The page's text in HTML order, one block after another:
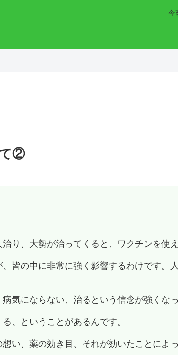
今
て②
治り、大勢が治ってくると、ワクチンを使
、皆の中に非常に強く影響するわけです。
病気にならない、治るという信念が強くな
、ということがあるんです。
想い、薬の効き目、それが効いたことによ